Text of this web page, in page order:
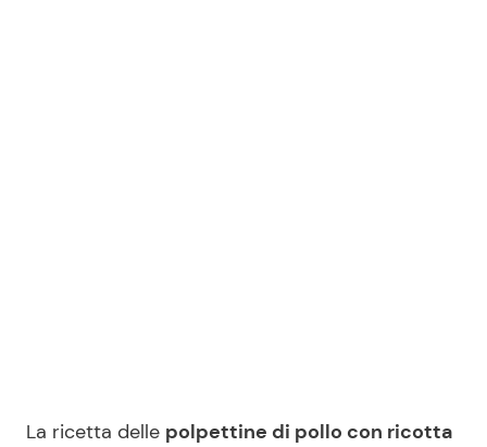
Viaggi e Turismo Ricette Feste
La ricetta delle polpettine di pollo con ricotta